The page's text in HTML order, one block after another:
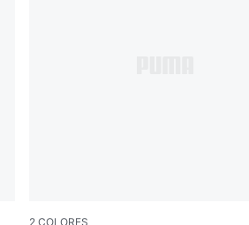
2 COLORES